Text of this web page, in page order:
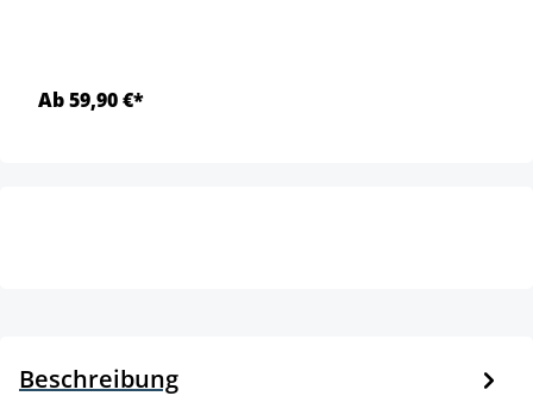
Ab 59,90 €*
Beschreibung